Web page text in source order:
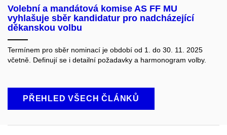
Volební a mandátová komise AS FF MU
vyhlašuje sběr kandidatur pro nadcházející
děkanskou volbu
Termínem pro sběr nominací je období od 1. do 30. 11. 2025
včetně. Definují se i detailní požadavky a harmonogram volby.
PŘEHLED VŠECH ČLÁNKŮ